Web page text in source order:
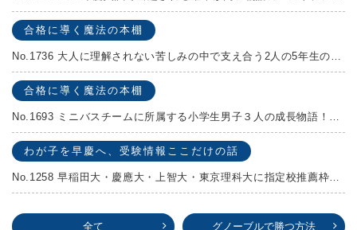
合格に導く魔法の本棚
No.1736 大人に理解されない苦しみの中で支え合う2人の5年生の成長物語！『夏の迷子』村上しいこ
合格に導く魔法の本棚
No.1693 ミニバスチームに所属する小学生男子３人の成長物語！『ポジション！』高田由紀子 予想問題付き！
わが子を早慶へ、受験情報ここだけの話
No.1258 早稲田大・慶應大・上智大・東京理科大に指定校推薦枠がある学校
全て グノーブルで勝つ方法